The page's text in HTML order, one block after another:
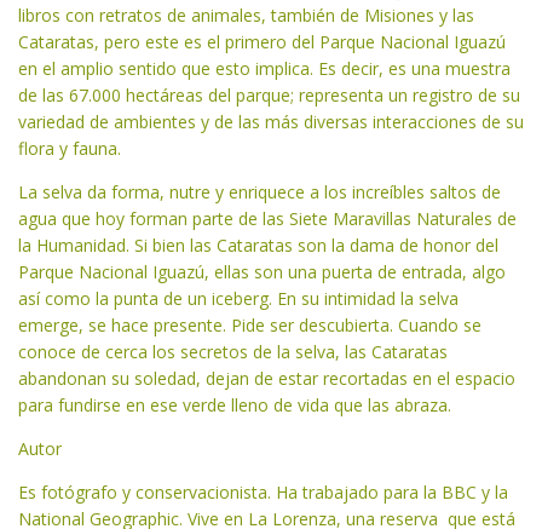
libros con retratos de animales, también de Misiones y las
Cataratas, pero este es el primero del Parque Nacional Iguazú
en el amplio sentido que esto implica. Es decir, es una muestra
de las 67.000 hectáreas del parque; representa un registro de su
variedad de ambientes y de las más diversas interacciones de su
flora y fauna.
La selva da forma, nutre y enriquece a los increíbles saltos de
agua que hoy forman parte de las Siete Maravillas Naturales de
la Humanidad. Si bien las Cataratas son la dama de honor del
Parque Nacional Iguazú, ellas son una puerta de entrada, algo
así como la punta de un iceberg. En su intimidad la selva
emerge, se hace presente. Pide ser descubierta. Cuando se
conoce de cerca los secretos de la selva, las Cataratas
abandonan su soledad, dejan de estar recortadas en el espacio
para fundirse en ese verde lleno de vida que las abraza.
Autor
Es fotógrafo y conservacionista. Ha trabajado para la BBC y la
National Geographic. Vive en La Lorenza, una reserva que está